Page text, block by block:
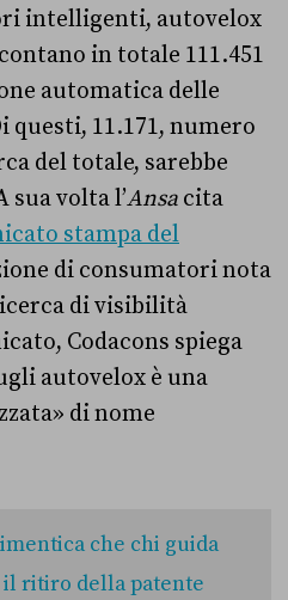
intelligenti, autovelox
in totale 111.451
automatica delle
11.171, numero
del totale, sarebbe
volta l’Ansa cita
stampa del
di consumatori nota
di visibilità
Codacons spiega
autovelox è una
di nome
che chi guida
il ritiro della patente